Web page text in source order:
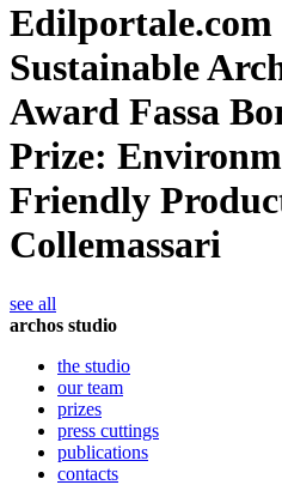
Edilportale.com
Sustainable
Award Fassa
Prize:
Friendly
Collemassari
see all
archos studio
the studio
our team
prizes
press cuttings
publications
contacts